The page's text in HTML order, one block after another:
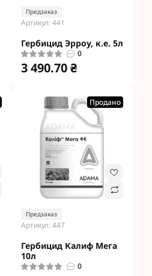
Предзаказ
Артикул: 441
Гербицид Эрроу, к.е. 5л
0
3 490.70 ₴
Продано
Предзаказ
Артикул: 447
Гербицид Калиф Мега
10л
0